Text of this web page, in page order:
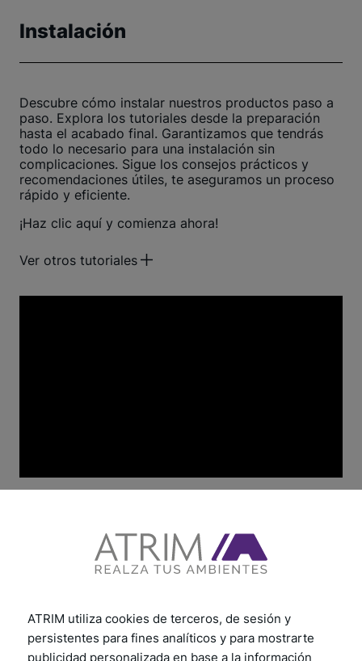
Instalación
Descubre cómo instalar nuestros productos paso a
paso. Explora los tutoriales desde la preparación
hasta el acabado final. Garantizamos que tendrás
todo lo necesario para una instalación sin
complicaciones. Sigue los consejos prácticos y
recomendaciones útiles, te aseguramos un proceso
rápido y eficiente.
¡Haz clic aquí y comienza ahora!
Ver otros tutoriales
ATRIM utiliza cookies de terceros, de sesión y
persistentes para fines analíticos y para mostrarte
publicidad personalizada en base a la información